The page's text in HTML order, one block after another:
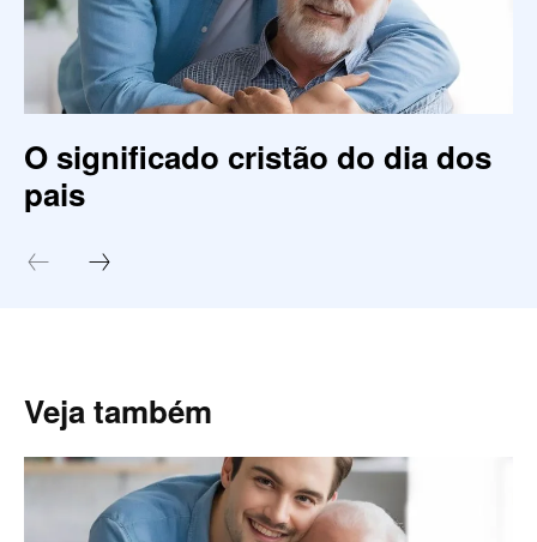
O significado cristão do dia dos
pais
Veja também